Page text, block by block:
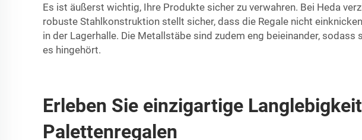
Es ist äußerst wichtig, Ihre Produkte sicher zu verwahren. Bei Heda
robuste Stahlkonstruktion stellt sicher, dass die Regale nicht
in der Lagerhalle. Die Metallstäbe sind zudem eng beieinander,
es hingehört.
Erleben Sie einzigartige
Palettenregalen